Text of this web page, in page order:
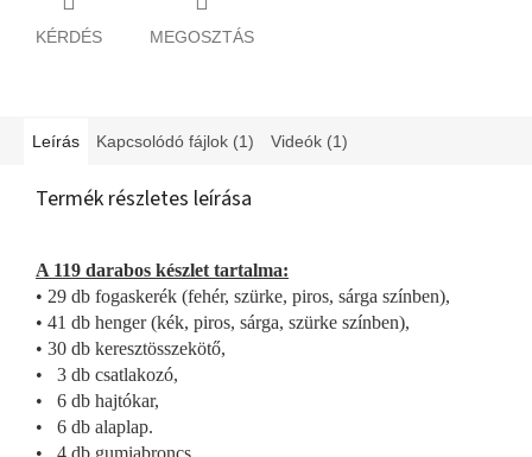
KÉRDÉS MEGOSZTÁS
Leírás Kapcsolódó fájlok (1) Videók (1)
Termék részletes leírása
A 119 darabos készlet tartalma:
• 29 db fogaskerék (fehér, szürke, piros, sárga színben),
• 41 db henger (kék, piros, sárga, szürke színben),
• 30 db keresztösszekötő,
• 3 db csatlakozó,
• 6 db hajtókar,
• 6 db alaplap.
• 4 db gumiabroncs.